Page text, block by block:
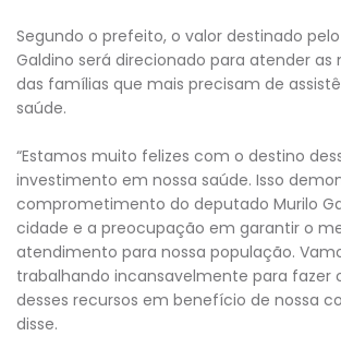
Segundo o prefeito, o valor destinado
Galdino será direcionado para atender as
das famílias que mais precisam de
saúde.
“Estamos muito felizes com o destino
investimento em nossa saúde. Isso
comprometimento do deputado Murilo
cidade e a preocupação em garantir o
atendimento para nossa população.
trabalhando incansavelmente para fazer
desses recursos em benefício de nossa
disse.